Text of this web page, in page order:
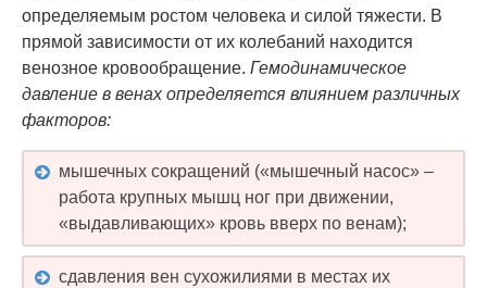
определяемым ростом человека и силой тяжести. В
прямой зависимости от их колебаний находится
венозное кровообращение. Гемодинамическое
давление в венах определяется влиянием различных
факторов:
мышечных сокращений («мышечный насос» –
работа крупных мышц ног при движении,
«выдавливающих» кровь вверх по венам);
сдавления вен сухожилиями в местах их